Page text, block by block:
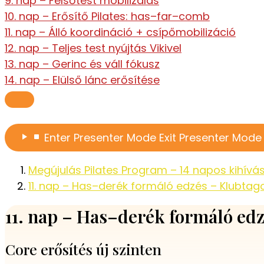
10. nap – Erősítő Pilates: has–far–comb
11. nap – Álló koordináció + csípőmobilizáció
12. nap – Teljes test nyújtás Vikivel
13. nap – Gerinc és váll fókusz
14. nap – Elülső lánc erősítése
Enter Presenter Mode Exit Presenter Mode
Megújulás Pilates Program – 14 napos kihívás
11. nap – Has–derék formáló edzés –
11. nap – Has–derék formáló
Core erősítés új szinten